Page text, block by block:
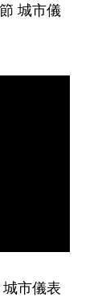
城市儀
市儀表